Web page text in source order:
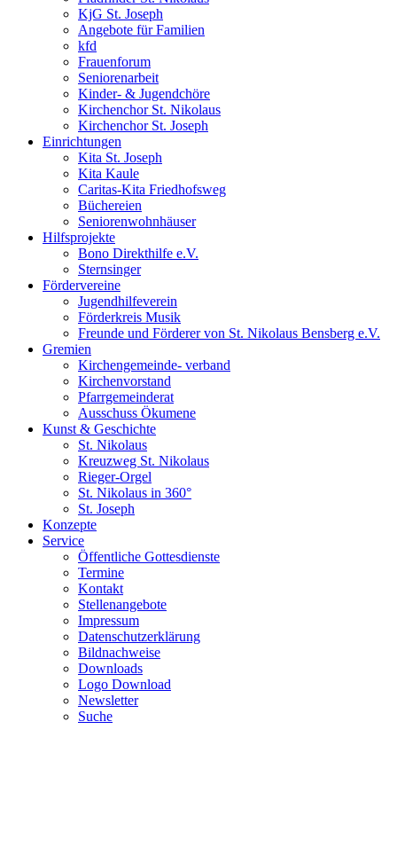
KjG St. Joseph
Angebote für Familien
kfd
Frauenforum
Seniorenarbeit
Kinder- & Jugendchöre
Kirchenchor St. Nikolaus
Kirchenchor St. Joseph
Einrichtungen
Kita St. Joseph
Kita Kaule
Caritas-Kita Friedhofsweg
Büchereien
Seniorenwohnhäuser
Hilfsprojekte
Bono Direkthilfe e.V.
Sternsinger
Fördervereine
Jugendhilfeverein
Förderkreis Musik
Freunde und Förderer von St. Nikolaus Bensberg e.V.
Gremien
Kirchengemeinde- verband
Kirchenvorstand
Pfarrgemeinderat
Ausschuss Ökumene
Kunst & Geschichte
St. Nikolaus
Kreuzweg St. Nikolaus
Rieger-Orgel
St. Nikolaus in 360°
St. Joseph
Konzepte
Service
Öffentliche Gottesdienste
Termine
Kontakt
Stellenangebote
Impressum
Datenschutzerklärung
Bildnachweise
Downloads
Logo Download
Newsletter
Suche